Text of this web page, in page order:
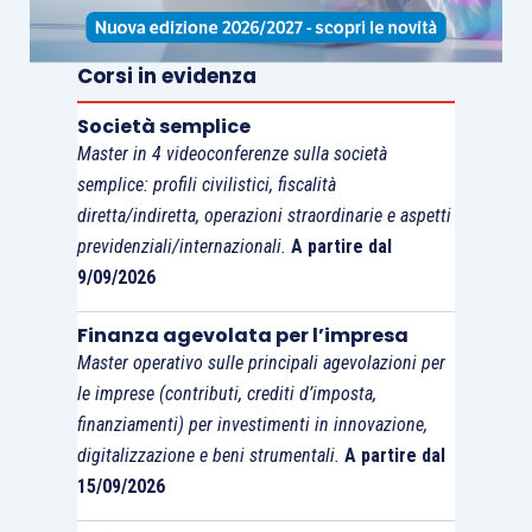
A cura di Teresa Sardena, Mediobanca SGR
SETTIMANA TRASCORSA
EUROPA:
la Commissione Europea rivede al
ribasso le previsioni di crescita dei paesi
dell’Area Euro
In settembre gli ordini manifatturieri tedeschi
Corsi in evidenza
Società semplice
Master in 4 videoconferenze sulla società
semplice: profili civilistici, fiscalità
diretta/indiretta, operazioni straordinarie e aspetti
previdenziali/internazionali. A partire dal
9/09/2026
Finanza agevolata per l’impresa
Master operativo sulle principali agevolazioni per
le imprese (contributi, crediti d’imposta,
finanziamenti) per investimenti in innovazione,
digitalizzazione e beni strumentali. A partire dal
15/09/2026